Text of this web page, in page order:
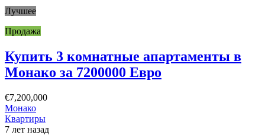
Лучшее
Продажа
Купить 3 комнатные апартаменты в
Монако за 7200000 Евро
€7,200,000
Монако
Квартиры
7 лет назад